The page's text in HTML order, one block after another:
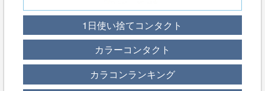
1日使い捨てコンタクト
カラーコンタクト
カラコンランキング